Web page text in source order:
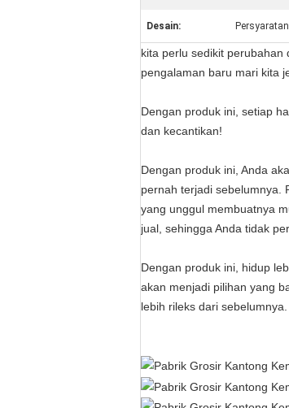
Desain:
kita perlu sedikit perubahan
pengalaman baru mari kita
Dengan produk ini, setiap
dan kecantikan!
Dengan produk ini, Anda
pernah terjadi sebelumnya.
yang unggul membuatnya
jual, sehingga Anda tidak
Dengan produk ini, hidup
akan menjadi pilihan yang
lebih rileks dari sebelumnya.